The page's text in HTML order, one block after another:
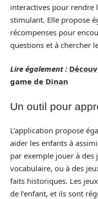
interactives pour rendre
stimulant. Elle propose
récompenses pour
questions et à chercher
Lire également :
game de Dinan
Un outil pour
L’application propose
aider les enfants à
par exemple jouer à
vocabulaire, ou à des
faits historiques. Les
de l’enfant, et ils sont